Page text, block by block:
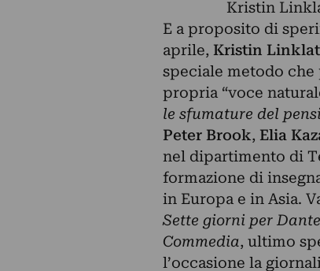
Kristin
E a proposito di
aprile, Kristin
speciale metodo
propria “voce
le sfumature del
Peter Brook, Elia
nel dipartimento di
formazione di
in Europa e in Asia.
Sette giorni per Dante
Commedia, ultimo
l’occasione la